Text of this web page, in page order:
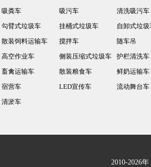
吸粪车 吸污车 清洗吸污车
勾臂式垃圾车 挂桶式垃圾车 自卸式垃圾
散装饲料运输车 搅拌车 随车吊
高空作业车 侧装压缩式垃圾车 护栏清洗车
畜禽运输车 散装粮食车 鲜奶运输车
宿营车 LED宣传车 流动舞台车
清淤车
2010-2026